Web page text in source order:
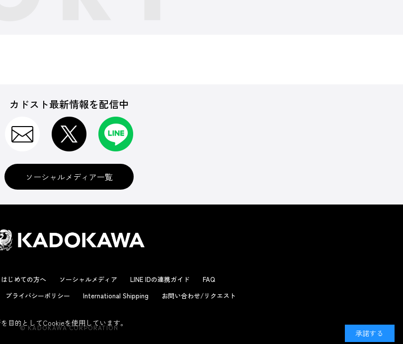
カドスト最新情報を配信中
ソーシャルメディア一覧
はじめての方へ ソーシャルメディア LINE IDの連携ガイド
FAQ
プライバシーポリシー International Shipping お問い合わせ/リクエスト
© KADOKAWA CORPORATION
目的としてCookieを使用しています。
承諾する